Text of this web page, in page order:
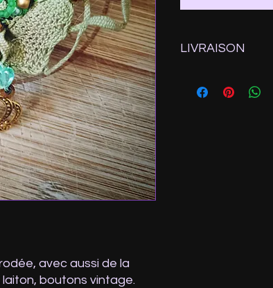
avec aussi de la
boutons vintage.
LIVRAISON
Ps: Si vous